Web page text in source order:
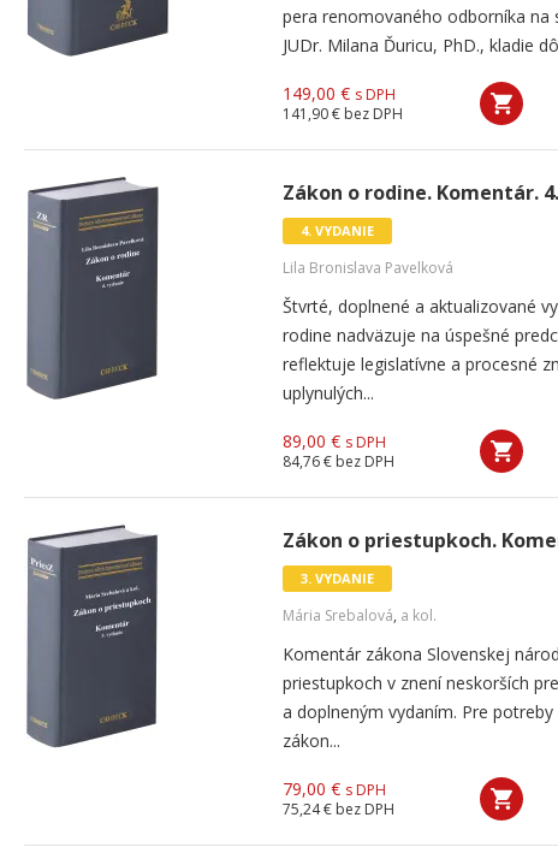
pera renomovaného odborníka na
JUDr. Milana Ďuricu, PhD., kladie
149,00 € s DPH
141,90 € bez DPH
Zákon o rodine. Komentár.
4. VYDANIE
Lila Bronislava Pavelková
Štvrté, doplnené a aktualizované
rodine nadväzuje na úspešné
reflektuje legislatívne a procesné
uplynulých...
89,00 € s DPH
84,76 € bez DPH
Zákon o priestupkoch.
3. VYDANIE
Mária Srebalová, a kol.
Komentár zákona Slovenskej
priestupkoch v znení neskorších
a doplneným vydaním. Pre
zákon...
79,00 € s DPH
75,24 € bez DPH